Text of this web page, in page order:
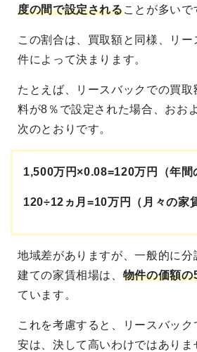
度の間で設定されることが多いで
この割合は、買取額と同様、リー
件によって決まります。
たとえば、リースバックでの買
料が8％で設定された場合、おお
次のとおりです。
1,500万円×0.08=120万円（年間
120÷12ヵ月=10万円（月々の家
地域差がありますが、一般的に分
建ての家賃相場は、 物件の価額の
ています。
これを考慮すると、リースバック
安は、決して高いわけではありま